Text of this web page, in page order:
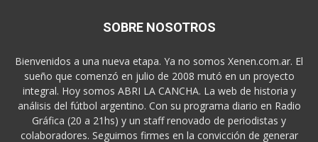
SOBRE NOSOTROS
Bienvenidos a una nueva etapa. Ya no somos Xenen.com.ar. El
sueño que comenzó en julio de 2008 mutó en un proyecto
integral. Hoy somos ABRI LA CANCHA. La web de historia y
análisis del fútbol argentino. Con su programa diario en Radio
Gráfica (20 a 21hs) y un staff renovado de periodistas y
colaboradores. Seguimos firmes en la convicción de generar